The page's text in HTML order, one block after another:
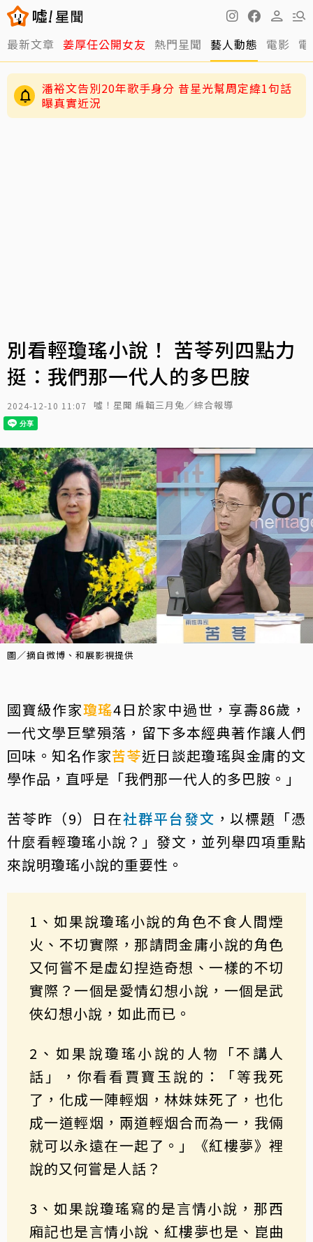
最新文章 姜厚任公開女友 熱門星聞 藝人動態 電影
潘裕文告別20年歌手身分 昔星光幫周定緯1句話
曝真實近況
別看輕瓊瑤小說！ 苦苓列四點力
挺：我們那一代人的多巴胺
2024-12-10 11:07 噓！星聞 編輯三月兔／綜合報導
圖／摘自微博、和展影視提供
國寶級作家瓊瑤4日於家中過世，享壽86歲，
一代文學巨擘殞落，留下多本經典著作讓人們
回味。知名作家苦苓近日談起瓊瑤與金庸的文
學作品，直呼是「我們那一代人的多巴胺。」
苦苓昨（9）日在社群平台發文 ，以標題「憑
什麼看輕瓊瑤小說？」發文，並列舉四項重點
來說明瓊瑤小說的重要性。
1、如果說瓊瑤小說的角色不食人間煙
火、不切實際，那請問金庸小說的角色
又何嘗不是虛幻揑造奇想、一樣的不切
實際？一個是愛情幻想小說，一個是武
俠幻想小說，如此而已。
2、如果說瓊瑤小說的人物「不講人
話」，你看看賈寶玉說的：「等我死
了，化成一陣輕烟，林妹妹死了，也化
成一道輕烟，兩道輕烟合而為一，我倆
就可以永遠在一起了。」《紅樓夢》裡
說的又何嘗是人話？
3、如果說瓊瑤寫的是言情小說，那西
廂記也是言情小說、紅樓夢也是、崑曲